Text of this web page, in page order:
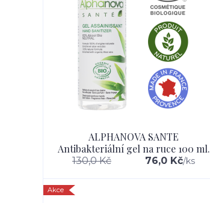
ALPHANOVA SANTE
Antibakteriální gel na ruce 100 ml.
130,0 Kč 76,0 Kč/ks
Akce